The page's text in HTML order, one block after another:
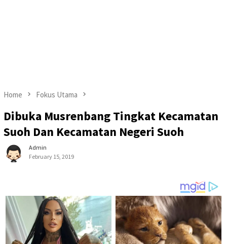
Home Fokus Utama
Dibuka Musrenbang Tingkat Kecamatan
Suoh Dan Kecamatan Negeri Suoh
Admin
February 15, 2019